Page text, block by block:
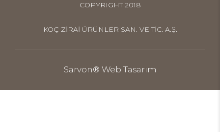
COPYRIGHT 2018
KOÇ ZİRAİ ÜRÜNLER SAN. VE TİC. A.Ş.
Sarvon® Web Tasarım